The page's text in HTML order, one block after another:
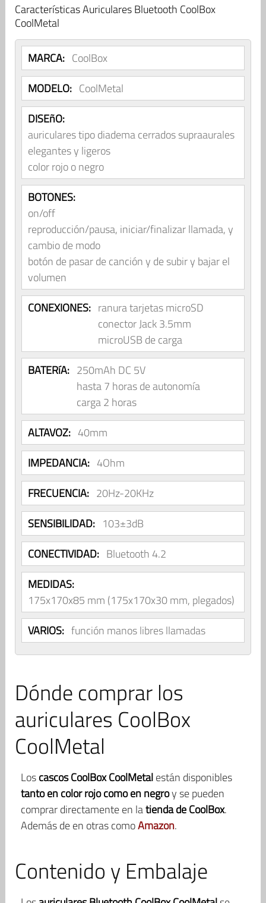
Características Auriculares Bluetooth CoolBox
CoolMetal
MARCA: CoolBox
MODELO: CoolMetal
DISEñO:
auriculares tipo diadema cerrados supraaurales
elegantes y ligeros
color rojo o negro
BOTONES:
on/off
reproducción/pausa, iniciar/finalizar llamada, y
cambio de modo
botón de pasar de canción y de subir y bajar el
volumen
CONEXIONES: ranura tarjetas microSD
conector Jack 3.5mm
microUSB de carga
BATERíA: 250mAh DC 5V
hasta 7 horas de autonomía
carga 2 horas
ALTAVOZ: 40mm
IMPEDANCIA: 4Ohm
FRECUENCIA: 20Hz-20KHz
SENSIBILIDAD: 103±3dB
CONECTIVIDAD: Bluetooth 4.2
MEDIDAS:
175x170x85 mm (175x170x30 mm, plegados)
VARIOS: función manos libres llamadas
Dónde comprar los
auriculares CoolBox
CoolMetal
Loscascos CoolBox CoolMetalestán disponibles
tanto en color rojo como en negroy se pueden
comprar directamente en latienda de CoolBox.
Además de en otras comoAmazon.
Contenido y Embalaje